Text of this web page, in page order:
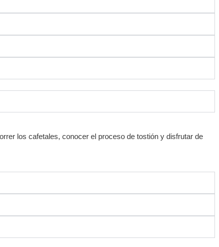
los cafetales, conocer el proceso de tostión y disfrutar de